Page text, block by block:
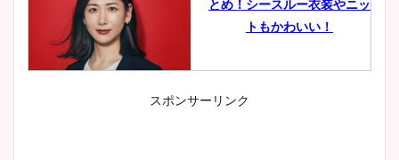
とめ！シースルー衣装やニッ
トもかわいい！
小室瑛莉子のカップ画像まと
スポンサーリンク